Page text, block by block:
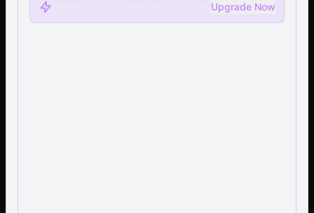
Upgrade Now